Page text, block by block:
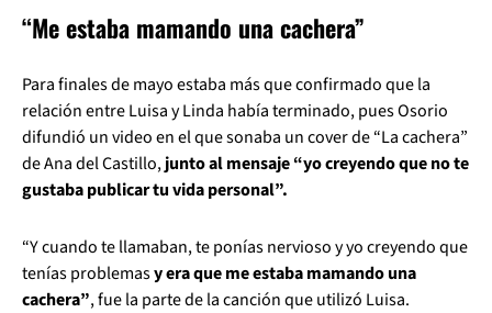
“Me estaba mamando una cachera”
Para finales de mayo estaba más que confirmado que la
relación entre Luisa y Linda había terminado, pues Osorio
difundió un video en el que sonaba un cover de “La cachera”
de Ana del Castillo,junto al mensaje “yo creyendo que no te
gustaba publicar tu vida personal”.
“Y cuando te llamaban, te ponías nervioso y yo creyendo que
tenías problemasy era que me estaba mamando una
cachera”, fue la parte de la canción que utilizó Luisa.